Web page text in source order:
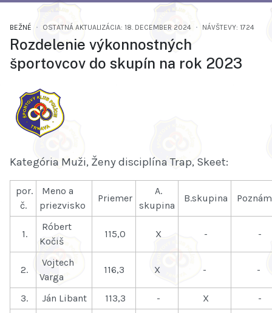
BEŽNÉ OSTATNÁ AKTUALIZÁCIA: 18. DECEMBER 2024 NÁVŠTEVY: 1724
Rozdelenie výkonnostných
športovcov do skupín na rok 2023
Kategória Muži, Ženy disciplína Trap, Skeet:
por.
č.
Meno a
priezvisko
Priemer
A.
skupina
B.skupina
1.
Róbert
Kočiš
115,0 X - -
2.
Vojtech
Varga
116,3 X - -
3. Ján Libant 113,3 - X -